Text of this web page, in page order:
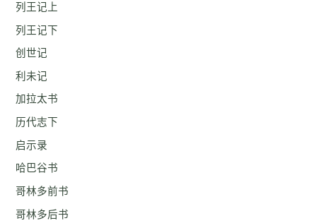
列王记上
列王记下
创世记
利未记
加拉太书
历代志下
启示录
哈巴谷书
哥林多前书
哥林多后书